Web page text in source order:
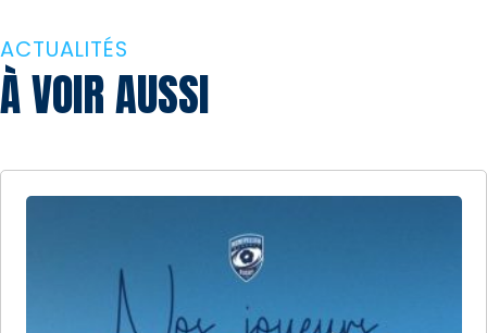
ACTUALITÉS
À VOIR AUSSI